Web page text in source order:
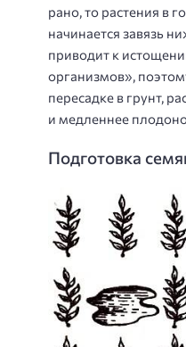
рано, то растения в
начинается завязь
приводит к
организмов»,
пересадке в грунт,
и медленнее
Подготовка